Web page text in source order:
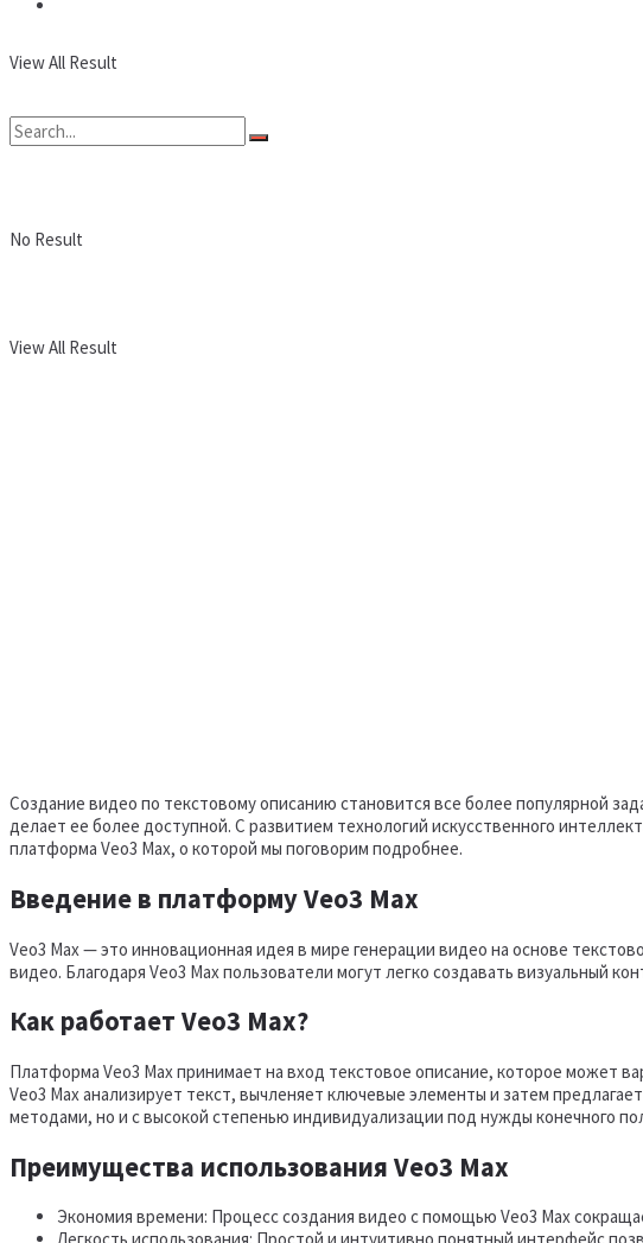
Новости
No Result
View All Result
View All Result
Создание видео по текстовому описанию становится все более популярной
делает ее более доступной. С развитием технологий искусственного
платформа Veo3 Max, о которой мы поговорим подробнее.
Введение в платформу Veo3 Max
Veo3 Max — это инновационная идея в мире генерации видео на основе
видео. Благодаря Veo3 Max пользователи могут легко создавать визуальный
Как работает Veo3 Max?
Платформа Veo3 Max принимает на вход текстовое описание, которое может
Veo3 Max анализирует текст, вычленяет ключевые элементы и затем
методами, но и с высокой степенью индивидуализации под нужды конечного
Преимущества использования Veo3 Max
Экономия времени: Процесс создания видео с помощью Veo3 Max